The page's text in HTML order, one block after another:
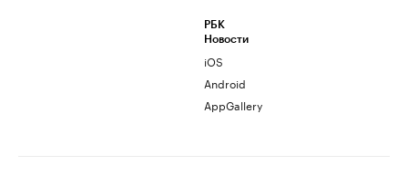
РБК
Новости
iOS
Android
AppGallery